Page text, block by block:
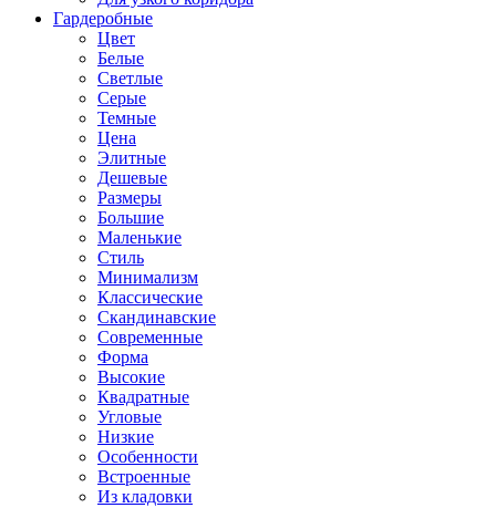
Гардеробные
Цвет
Белые
Светлые
Серые
Темные
Цена
Элитные
Дешевые
Размеры
Большие
Маленькие
Стиль
Минимализм
Классические
Скандинавские
Современные
Форма
Высокие
Квадратные
Угловые
Низкие
Особенности
Встроенные
Из кладовки